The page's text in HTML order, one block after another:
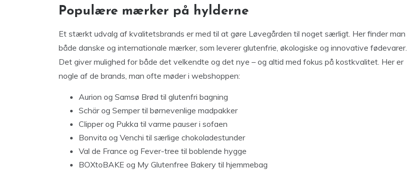
Populære mærker på hylderne
Et stærkt udvalg af kvalitetsbrands er med til at gøre Løvegården til noget særligt. Her finder man
både danske og internationale mærker, som leverer glutenfrie, økologiske og innovative fødevarer.
Det giver mulighed for både det velkendte og det nye – og altid med fokus på kostkvalitet. Her er
nogle af de brands, man ofte møder i webshoppen:
Aurion og Samsø Brød til glutenfri bagning
Schär og Semper til børnevenlige madpakker
Clipper og Pukka til varme pauser i sofaen
Bonvita og Venchi til særlige chokoladestunder
Val de France og Fever-tree til boblende hygge
BOXtoBAKE og My Glutenfree Bakery til hjemmebag